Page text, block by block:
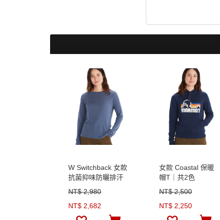
W Switchback 女款
抗菌抑味防曬排汗
長袖上衣
NT$ 2,980
NT$ 2,682
女款 Coastal 保暖
帽T｜共2色
NT$ 2,500
NT$ 2,250